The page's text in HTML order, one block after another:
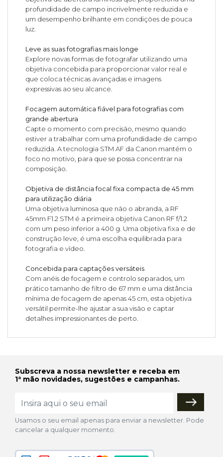
profundidade de campo incrivelmente reduzida e
um desempenho brilhante em condições de pouca
luz.
Leve as suas fotografias mais longe
Explore novas formas de fotografar utilizando uma
objetiva concebida para proporcionar valor real e
que coloca técnicas avançadas e imagens
expressivas ao seu alcance.
Focagem automática fiável para fotografias com
grande abertura
Capte o momento com precisão, mesmo quando
estiver a trabalhar com uma profundidade de campo
reduzida. A tecnologia STM AF da Canon mantém o
foco no motivo, para que se possa concentrar na
composição.
Objetiva de distância focal fixa compacta de 45 mm
para utilização diária
Uma objetiva luminosa que não o abranda, a RF
45mm F1.2 STM é a primeira objetiva Canon RF f/1.2
com um peso inferior a 400 g. Uma objetiva fixa e de
construção leve, é uma escolha equilibrada para
fotografia e vídeo.
Concebida para captações versáteis
Com anéis de focagem e controlo separados, um
prático tamanho de filtro de 67 mm e uma distância
mínima de focagem de apenas 45 cm, esta objetiva
versátil permite-lhe ajustar a sua visão e captar
detalhes impressionantes de perto.
Subscreva a nossa newsletter e receba em
1ª mão novidades, sugestões e campanhas.
Usamos o seu email apenas para enviar a newsletter. Pode
cancelar a qualquer momento.